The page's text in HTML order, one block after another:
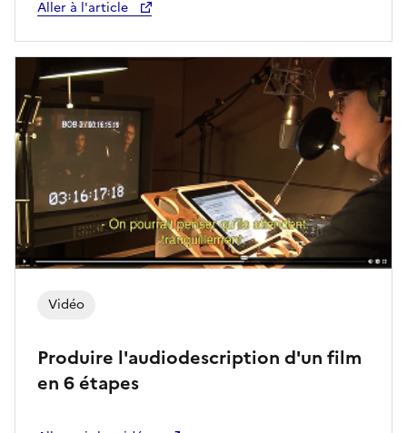
Aller à l'article
Produire l'audiodescription d'un film
en 6 étapes
Vidéo